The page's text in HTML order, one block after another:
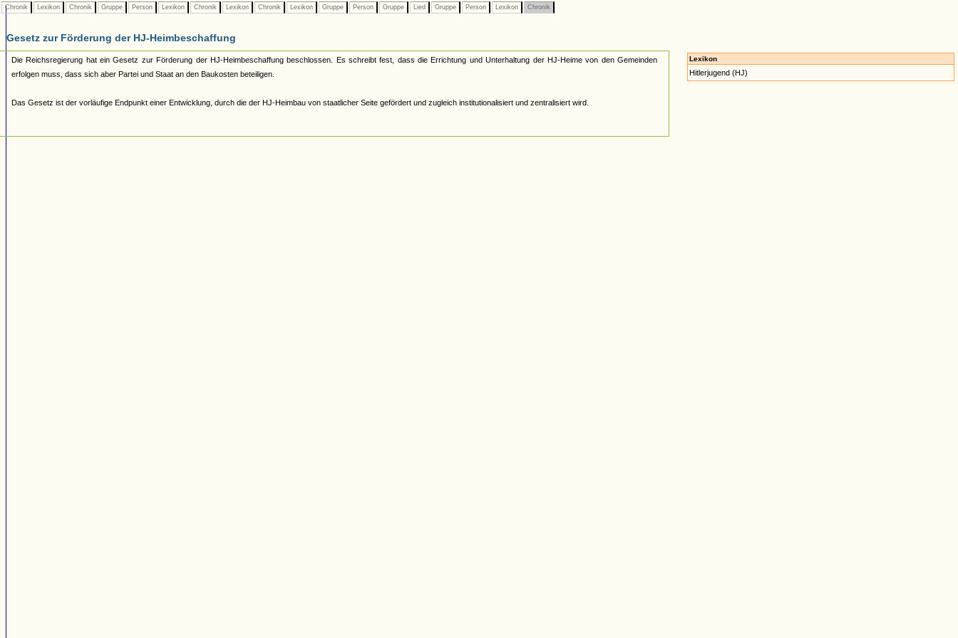
Chronik Lexikon Chronik Gruppe Person Lexikon Chronik Lexikon Chronik Lexikon Gruppe Person Gruppe Lied Gruppe Person Lexikon Chronik
Gesetz zur Förderung der HJ-Heimbeschaffung
Die Reichsregierung hat ein Gesetz zur Förderung der HJ-Heimbeschaffung beschlossen. Es schreibt fest, dass die Errichtung und Unterhaltung der HJ-Heime von den Gemeinden
erfolgen muss, dass sich aber Partei und Staat an den Baukosten beteiligen.
Das Gesetz ist der vorläufige Endpunkt einer Entwicklung, durch die der HJ-Heimbau von staatlicher Seite gefördert und zugleich institutionalisiert und zentralisiert wird.
Lexikon
Hitlerjugend (HJ)